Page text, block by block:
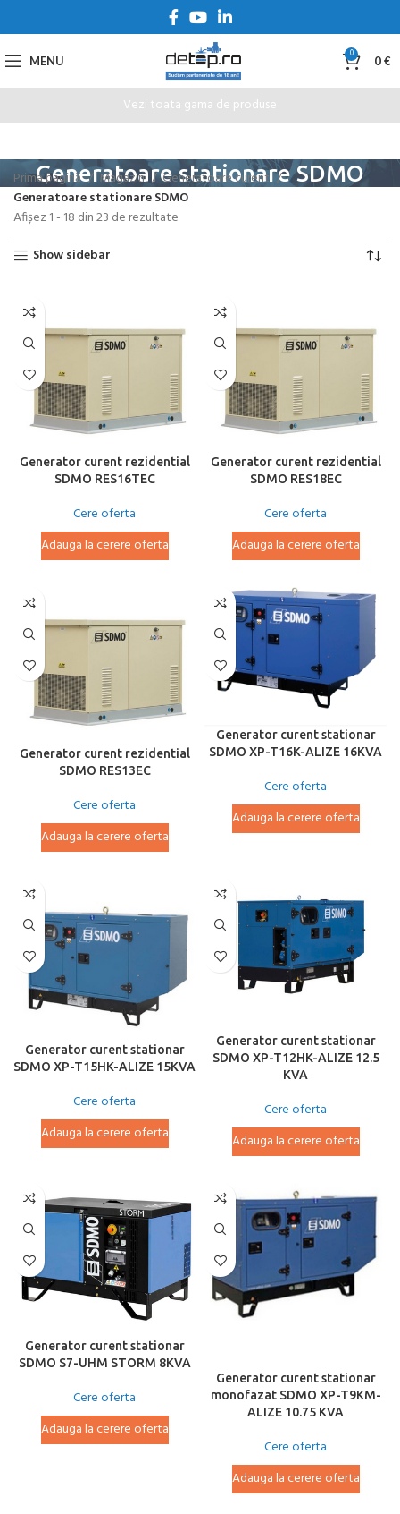
MENU 0 0€
Vezi toata gama de produse
Generatoare stationare SDMO
Prima pagină Magazin
Generatoare curent
Generatoare stationare SDMO
Afișez 1 - 18 din 23 de rezultate
Show sidebar
Generator curent rezidential
SDMO RES16TEC
Cere oferta
Adauga la cerere oferta
Generator curent rezidential
SDMO RES18EC
Cere oferta
Adauga la cerere oferta
Generator curent rezidential
SDMO RES13EC
Cere oferta
Adauga la cerere oferta
Generator curent stationar
SDMO XP-T16K-ALIZE 16KVA
Cere oferta
Adauga la cerere oferta
Generator curent stationar
SDMO XP-T15HK-ALIZE 15KVA
Cere oferta
Adauga la cerere oferta
Generator curent stationar
SDMO XP-T12HK-ALIZE 12.5
KVA
Cere oferta
Adauga la cerere oferta
Generator curent stationar
SDMO S7-UHM STORM 8KVA
Cere oferta
Adauga la cerere oferta
Generator curent stationar
monofazat SDMO XP-T9KM-
ALIZE 10.75 KVA
Cere oferta
Adauga la cerere oferta